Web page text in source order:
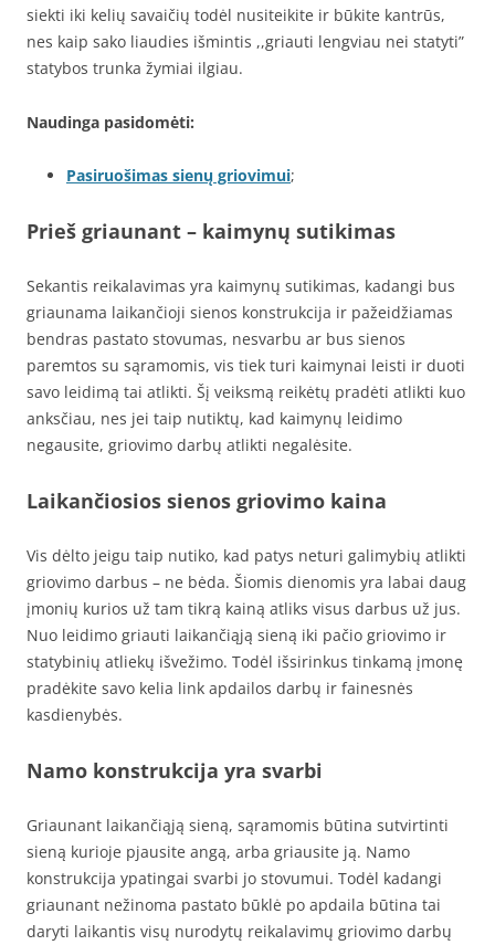
siekti iki kelių savaičių todėl nusiteikite ir būkite kantrūs,
nes kaip sako liaudies išmintis ,,griauti lengviau nei statyti”
statybos trunka žymiai ilgiau.
Naudinga pasidomėti:
Pasiruošimas sienų griovimui;
Prieš griaunant – kaimynų sutikimas
Sekantis reikalavimas yra kaimynų sutikimas, kadangi bus
griaunama laikančioji sienos konstrukcija ir pažeidžiamas
bendras pastato stovumas, nesvarbu ar bus sienos
paremtos su sąramomis, vis tiek turi kaimynai leisti ir duoti
savo leidimą tai atlikti. Šį veiksmą reikėtų pradėti atlikti kuo
anksčiau, nes jei taip nutiktų, kad kaimynų leidimo
negausite, griovimo darbų atlikti negalėsite.
Laikančiosios sienos griovimo kaina
Vis dėlto jeigu taip nutiko, kad patys neturi galimybių atlikti
griovimo darbus – ne bėda. Šiomis dienomis yra labai daug
įmonių kurios už tam tikrą kainą atliks visus darbus už jus.
Nuo leidimo griauti laikančiąją sieną iki pačio griovimo ir
statybinių atliekų išvežimo. Todėl išsirinkus tinkamą įmonę
pradėkite savo kelia link apdailos darbų ir fainesnės
kasdienybės.
Namo konstrukcija yra svarbi
Griaunant laikančiąją sieną, sąramomis būtina sutvirtinti
sieną kurioje pjausite angą, arba griausite ją. Namo
konstrukcija ypatingai svarbi jo stovumui. Todėl kadangi
griaunant nežinoma pastato būklė po apdaila būtina tai
daryti laikantis visų nurodytų reikalavimų griovimo darbų